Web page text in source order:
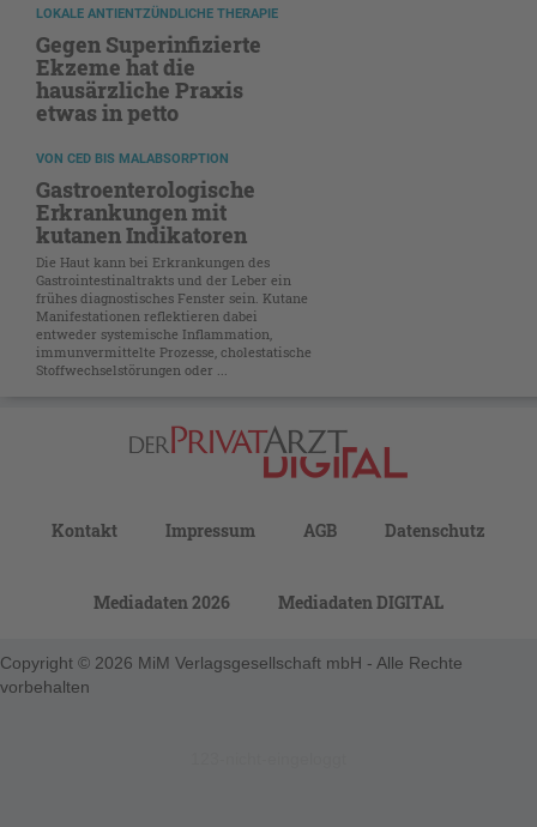
LOKALE ANTIENTZÜNDLICHE THERAPIE
Gegen Superinfizierte
Ekzeme hat die
hausärzliche Praxis
etwas in petto
VON CED BIS MALABSORPTION
Gastroenterologische
Erkrankungen mit
kutanen Indikatoren
Die Haut kann bei Erkrankungen des
Gastrointestinaltrakts und der Leber ein
frühes diagnostisches Fenster sein. Kutane
Manifestationen reflektieren dabei
entweder systemische Inflammation,
immunvermittelte Prozesse, cholestatische
Stoffwechselstörungen oder ...
Kontakt Impressum AGB Datenschutz
Mediadaten 2026 Mediadaten DIGITAL
Copyright © 2026 MiM Verlagsgesellschaft mbH - Alle Rechte
vorbehalten